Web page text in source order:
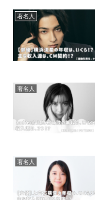
著名人
著名人
著名人